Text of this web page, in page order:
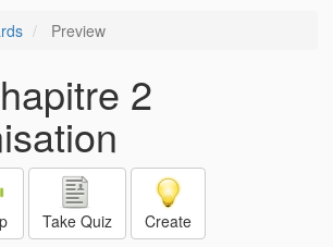
Preview
2
Take Quiz Create